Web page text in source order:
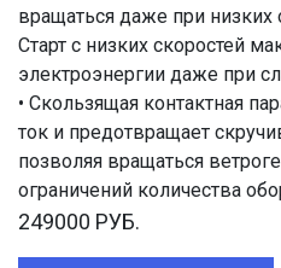
вращаться даже при низких
Старт с низких скоростей
электроэнергии даже при
• Скользящая контактная
ток и предотвращает
позволяя вращаться
ограничений количества
249000 РУБ.